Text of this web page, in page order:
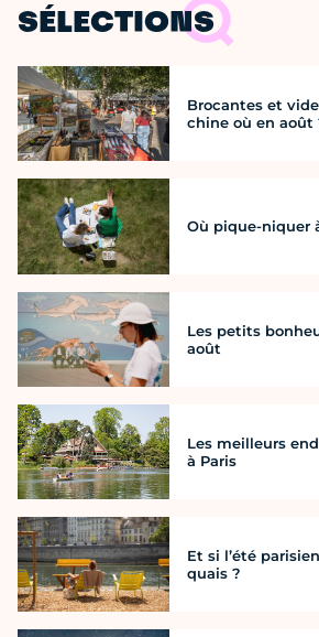
SÉLECTIONS
Brocantes et
chine où en août
Où pique-niquer
Les petits
août
Les meilleurs
à Paris
Et si l’été
quais ?